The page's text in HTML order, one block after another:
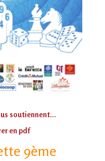
soutiennent…
en pdf
9ème